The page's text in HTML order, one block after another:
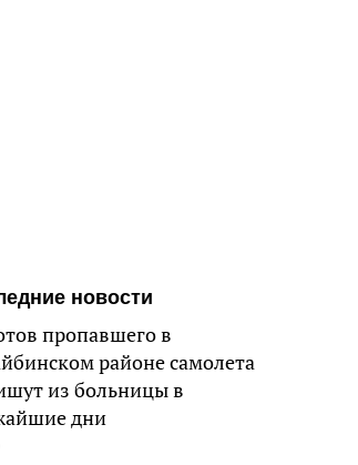
новости
пропавшего в
районе самолета
из больницы в
дни